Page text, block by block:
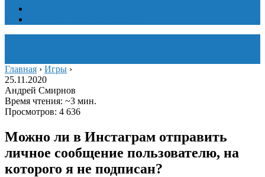
Главная › Игры ›
25.11.2020
Андрей Смирнов
Время чтения: ~3 мин.
Просмотров: 4 636
Можно ли в Инстаграм отправить
личное сообщение пользователю, на
которого я не подписан?